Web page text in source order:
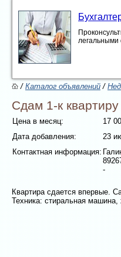
легальными
/Каталог объявлений/
Сдам 1-к
Цена в месяц:
17
Дата добавления:
23
Контактная информация:
-
Квартира сдается впервые.
Техника: стиральная